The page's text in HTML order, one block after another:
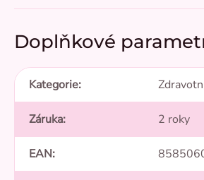
Doplňkové
Kategorie:
Záruka: 2 roky
EAN: